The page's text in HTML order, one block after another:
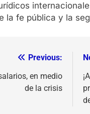
la fe pública y la
Previous:
en medio
de la crisis